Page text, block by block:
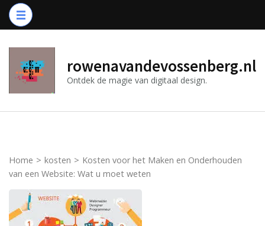
Ga
naar
(druk
Enter)
rowenavandevossenberg.nl
Ontdek de magie van digitaal design.
Home > kosten > Kosten voor het Maken en Onderhouden
van een Website: Wat u moet weten